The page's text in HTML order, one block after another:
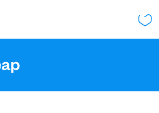
fonctionne